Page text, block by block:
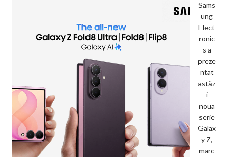
Sams
ung
Elect
ronic
s a
preze
ntat
astăz
i
noua
serie
Galax
y Z,
marc